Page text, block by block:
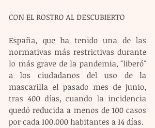
CON EL ROSTRO AL DESCUBIERTO
España, que ha tenido una de las
normativas más restrictivas durante
lo más grave de la pandemia, "liberó"
a los ciudadanos del uso de la
mascarilla el pasado mes de junio,
tras 400 días, cuando la incidencia
quedó reducida a menos de 100 casos
por cada 100.000 habitantes a 14 días.